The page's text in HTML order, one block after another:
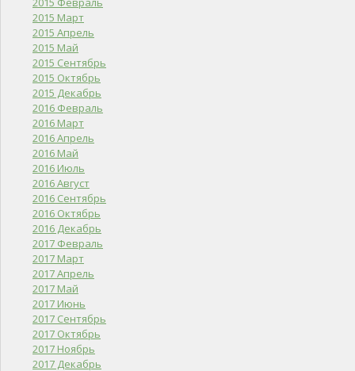
2015 Март
2015 Апрель
2015 Май
2015 Сентябрь
2015 Октябрь
2015 Декабрь
2016 Февраль
2016 Март
2016 Апрель
2016 Май
2016 Июль
2016 Август
2016 Сентябрь
2016 Октябрь
2016 Декабрь
2017 Февраль
2017 Март
2017 Апрель
2017 Май
2017 Июнь
2017 Сентябрь
2017 Октябрь
2017 Ноябрь
2017 Декабрь